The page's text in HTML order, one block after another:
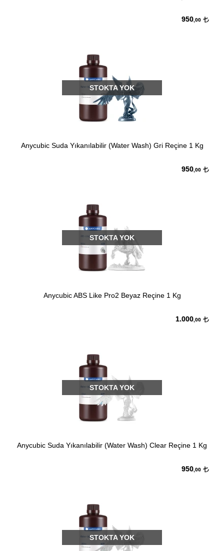
950 ,00
STOKTA YOK
Anycubic Suda Yıkanılabilir (Water Wash) Gri Reçine 1 Kg
950 ,00
STOKTA YOK
Anycubic ABS Like Pro2 Beyaz Reçine 1 Kg
1.000 ,00
STOKTA YOK
Anycubic Suda Yıkanılabilir (Water Wash) Clear Reçine 1 Kg
950 ,00
STOKTA YOK